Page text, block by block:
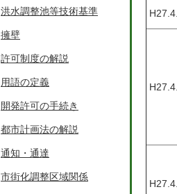
洪水調整池等技術基準
擁壁
許可制度の解説
用語の定義
開発許可の手続き
都市計画法の解説
通知・通達
市街化調整区域関係